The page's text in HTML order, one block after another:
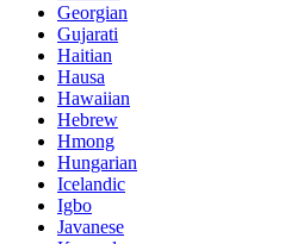
Georgian
Gujarati
Haitian
Hausa
Hawaiian
Hebrew
Hmong
Hungarian
Icelandic
Igbo
Javanese